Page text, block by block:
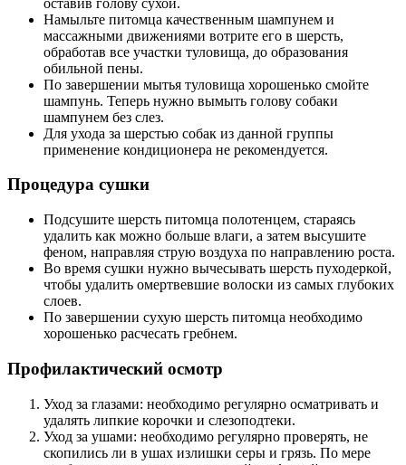
Намыльте питомца качественным шампунем и
массажными движениями вотрите его в шерсть,
обработав все участки туловища, до образования
обильной пены.
По завершении мытья туловища хорошенько смойте
шампунь. Теперь нужно вымыть голову собаки
шампунем без слез.
Для ухода за шерстью собак из данной группы
применение кондиционера не рекомендуется.
Процедура сушки
Подсушите шерсть питомца полотенцем, стараясь
удалить как можно больше влаги, а затем высушите
феном, направляя струю воздуха по направлению роста.
Во время сушки нужно вычесывать шерсть пуходеркой,
чтобы удалить омертвевшие волоски из самых глубоких
слоев.
По завершении сухую шерсть питомца необходимо
хорошенько расчесать гребнем.
Профилактический осмотр
Уход за глазами: необходимо регулярно осматривать и
удалять липкие корочки и слезоподтеки.
Уход за ушами: необходимо регулярно проверять, не
скопились ли в ушах излишки серы и грязь. По мере